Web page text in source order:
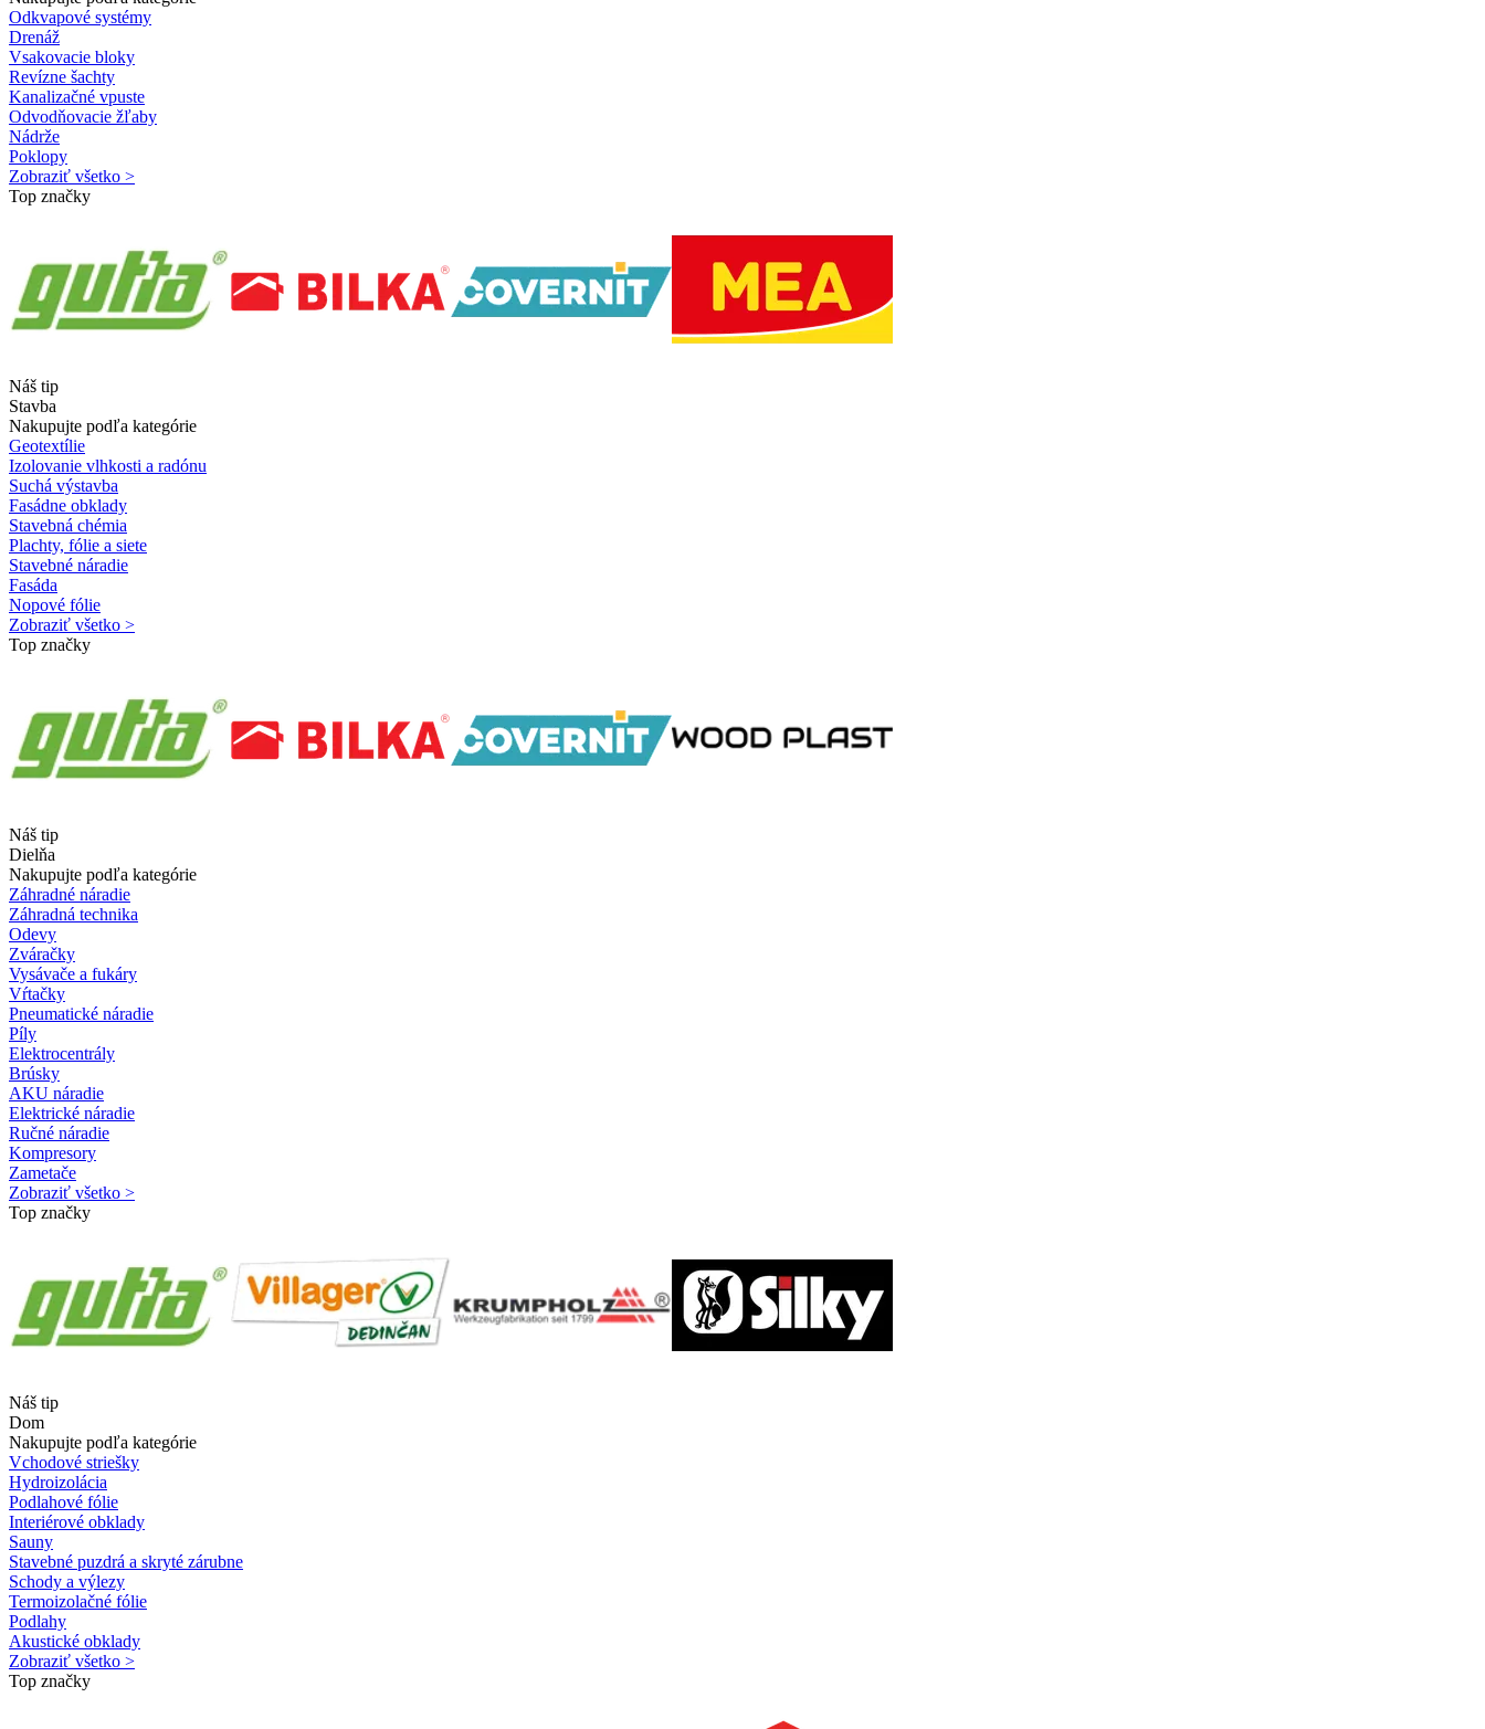
Odkvapové systémy
Drenáž
Vsakovacie bloky
Revízne šachty
Kanalizačné vpuste
Odvodňovacie žľaby
Nádrže
Poklopy
Zobraziť všetko >
Top značky
Náš tip
Stavba
Nakupujte podľa kategórie
Geotextílie
Izolovanie vlhkosti a radónu
Suchá výstavba
Fasádne obklady
Stavebná chémia
Plachty, fólie a siete
Stavebné náradie
Fasáda
Nopové fólie
Zobraziť všetko >
Top značky
Náš tip
Dielňa
Nakupujte podľa kategórie
Záhradné náradie
Záhradná technika
Odevy
Zváračky
Vysávače a fukáry
Vŕtačky
Pneumatické náradie
Píly
Elektrocentrály
Brúsky
AKU náradie
Elektrické náradie
Ručné náradie
Kompresory
Zametače
Zobraziť všetko >
Top značky
Náš tip
Dom
Nakupujte podľa kategórie
Vchodové striešky
Hydroizolácia
Podlahové fólie
Interiérové obklady
Sauny
Stavebné puzdrá a skryté zárubne
Schody a výlezy
Termoizolačné fólie
Podlahy
Akustické obklady
Zobraziť všetko >
Top značky